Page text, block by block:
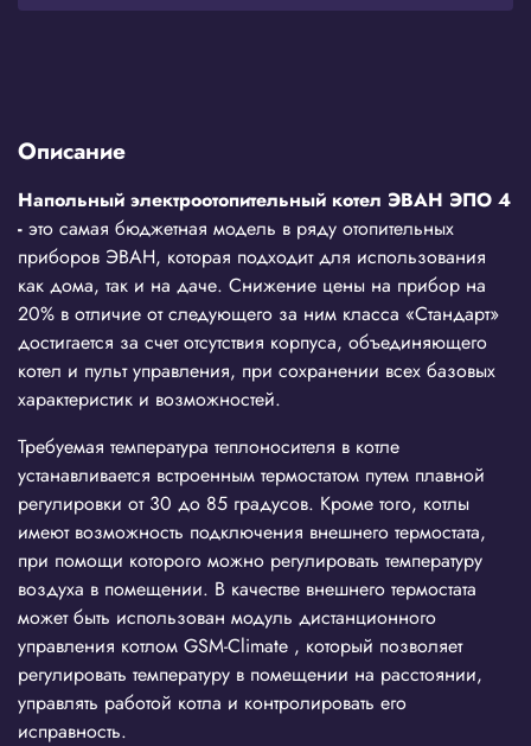
Описание
Напольный электроотопительный котел ЭВАН ЭПО 4
- это самая бюджетная модель в ряду отопительных
приборов ЭВАН, которая подходит для использования
как дома, так и на даче. Снижение цены на прибор на
20% в отличие от следующего за ним класса «Стандарт»
достигается за счет отсутствия корпуса, объединяющего
котел и пульт управления, при сохранении всех базовых
характеристик и возможностей.
Требуемая температура теплоносителя в котле
устанавливается встроенным термостатом путем плавной
регулировки от 30 до 85 градусов. Кроме того, котлы
имеют возможность подключения внешнего термостата,
при помощи которого можно регулировать температуру
воздуха в помещении. В качестве внешнего термостата
может быть использован модуль дистанционного
управления котлом GSM-Climate , который позволяет
регулировать температуру в помещении на расстоянии,
управлять работой котла и контролировать его
исправность.